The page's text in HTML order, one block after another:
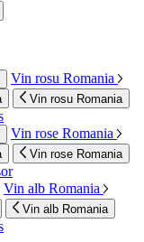
Vin rosu Romania
Vin rosu Romania
Vin rose Romania
Vin rose Romania
Vin alb Romania
Vin alb Romania